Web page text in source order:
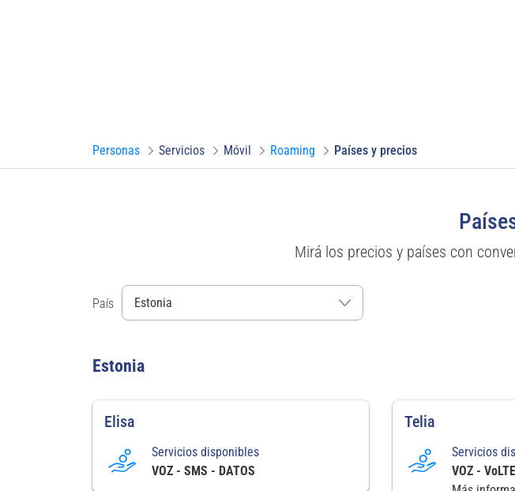
Personas Servicios Móvil Roaming Países y precios
Mirá los precios y países con
País
Estonia
Elisa
Servicios disponibles
VOZ - SMS - DATOS
Telia
Servicios
VOZ -